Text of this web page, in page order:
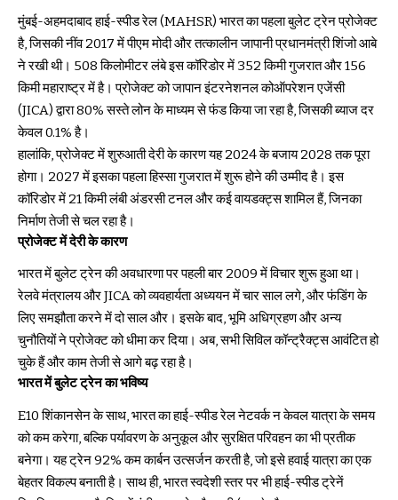
मुंबई-अहमदाबाद हाई-स्पीड रेल (MAHSR) भारत का पहला बुलेट ट्रेन प्रोजेक्ट
है, जिसकी नींव 2017 में पीएम मोदी और तत्कालीन जापानी प्रधानमंत्री शिंजो आबे
ने रखी थी। 508 किलोमीटर लंबे इस कॉरिडोर में 352 किमी गुजरात और 156
किमी महाराष्ट्र में है। प्रोजेक्ट को जापान इंटरनेशनल कोऑपरेशन एजेंसी
(JICA) द्वारा 80% सस्ते लोन के माध्यम से फंड किया जा रहा है, जिसकी ब्याज दर
केवल 0.1% है।
हालांकि, प्रोजेक्ट में शुरुआती देरी के कारण यह 2024 के बजाय 2028 तक पूरा
होगा। 2027 में इसका पहला हिस्सा गुजरात में शुरू होने की उम्मीद है। इस
कॉरिडोर में 21 किमी लंबी अंडरसी टनल और कई वायडक्ट्स शामिल हैं, जिनका
निर्माण तेजी से चल रहा है।
प्रोजेक्ट में देरी के कारण
भारत में बुलेट ट्रेन की अवधारणा पर पहली बार 2009 में विचार शुरू हुआ था।
रेलवे मंत्रालय और JICA को व्यवहार्यता अध्ययन में चार साल लगे, और फंडिंग के
लिए समझौता करने में दो साल और। इसके बाद, भूमि अधिग्रहण और अन्य
चुनौतियों ने प्रोजेक्ट को धीमा कर दिया। अब, सभी सिविल कॉन्ट्रैक्ट्स आवंटित हो
चुके हैं और काम तेजी से आगे बढ़ रहा है।
भारत में बुलेट ट्रेन का भविष्य
E10 शिंकानसेन के साथ, भारत का हाई-स्पीड रेल नेटवर्क न केवल यात्रा के समय
को कम करेगा, बल्कि पर्यावरण के अनुकूल और सुरक्षित परिवहन का भी प्रतीक
बनेगा। यह ट्रेन 92% कम कार्बन उत्सर्जन करती है, जो इसे हवाई यात्रा का एक
बेहतर विकल्प बनाती है। साथ ही, भारत स्वदेशी स्तर पर भी हाई-स्पीड ट्रेनें